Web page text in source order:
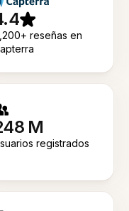
reseñas en
M
registrados